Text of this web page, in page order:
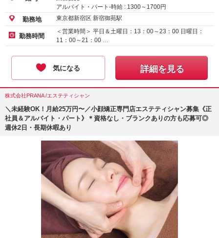
アルバイト・パート-時給 : 1300～ 1700円
勤務地 東京都新宿区 新宿御苑駅
勤務時間
＜営業時間＞ 平日＆土曜日：13：00～23：00 日曜日：
11：00～21：00 …
気になる 詳細を見る
株式会社PRANA /エステティシャン
＼未経験OK！月給25万円〜／小顔矯正専門店エステティシャン募集《正
社員＆アルバイト・パート》＊資格なし・ブランクありの方も応募可◎
週休2日・長期休暇あり